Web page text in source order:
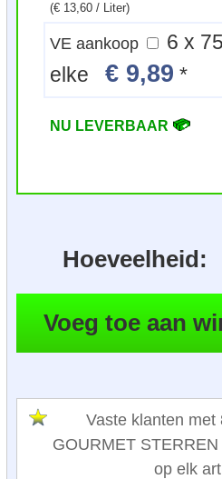
(€ 13,60 / Liter)
VE aankoop
6 x 750 ml
elke€ 9,89 *
NU LEVERBAAR
Hoeveelheid:
Vaste klanten met
GOURMET
op elk